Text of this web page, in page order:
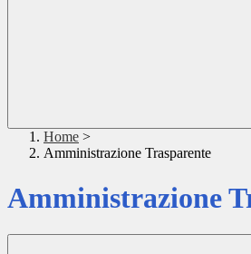
Home >
Amministrazione Trasparente
Amministrazione